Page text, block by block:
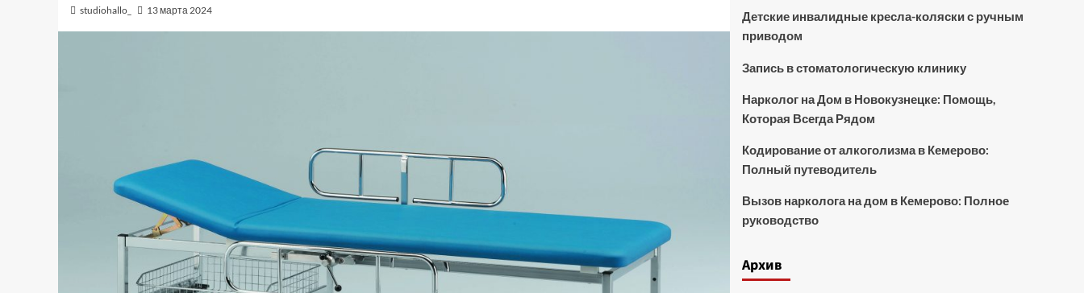
studiohallo_ 13 марта 2024
Детские инвалидные кресла-коляски с ручным
приводом
Запись в стоматологическую клинику
Нарколог на Дом в Новокузнецке: Помощь,
Которая Всегда Рядом
Кодирование от алкоголизма в Кемерово:
Полный путеводитель
Вызов нарколога на дом в Кемерово: Полное
руководство
Архив